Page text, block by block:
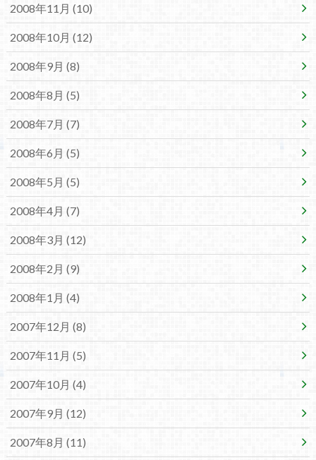
2008年11月 (10)
2008年10月 (12)
2008年9月 (8)
2008年8月 (5)
2008年7月 (7)
2008年6月 (5)
2008年5月 (5)
2008年4月 (7)
2008年3月 (12)
2008年2月 (9)
2008年1月 (4)
2007年12月 (8)
2007年11月 (5)
2007年10月 (4)
2007年9月 (12)
2007年8月 (11)